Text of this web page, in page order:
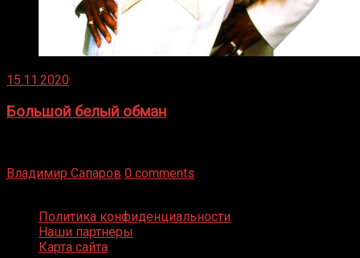
15.11.2020
Большой белый обман
Владимир Сапаров 0 comments
Политика конфиденциальности
Наши партнеры
Карта сайта